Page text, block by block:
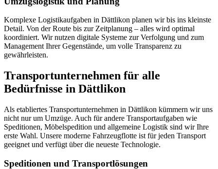
Komplexe Logistikaufgaben in Dättlikon planen wir bis ins kleinste
Detail. Von der Route bis zur Zeitplanung – alles wird optimal
koordiniert. Wir nutzen digitale Systeme zur Verfolgung und zum
Management Ihrer Gegenstände, um volle Transparenz zu
gewährleisten.
Transportunternehmen für alle
Bedürfnisse in Dättlikon
Als etabliertes Transportunternehmen in Dättlikon kümmern wir uns
nicht nur um Umzüge. Auch für andere Transportaufgaben wie
Speditionen, Möbelspedition und allgemeine Logistik sind wir Ihre
erste Wahl. Unsere moderne Fahrzeugflotte ist für jeden Transport
geeignet und verfügt über die neueste Technologie.
Speditionen und Transportlösungen